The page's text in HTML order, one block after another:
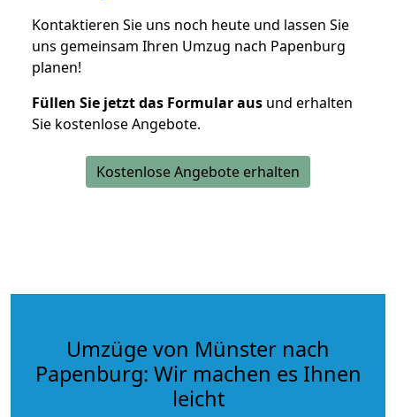
Kontaktieren Sie uns noch heute und lassen Sie
uns gemeinsam Ihren Umzug nach Papenburg
planen!
Füllen Sie jetzt das Formular aus und erhalten
Sie kostenlose Angebote.
Kostenlose Angebote erhalten
Umzüge von Münster nach
Papenburg: Wir machen es Ihnen
leicht